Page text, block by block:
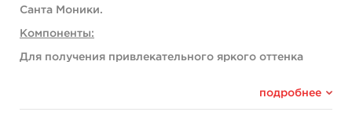
Санта Моники.
Компоненты:
Для получения привлекательного яркого оттенка
диспергирования. Это способствует созданиюподробнее